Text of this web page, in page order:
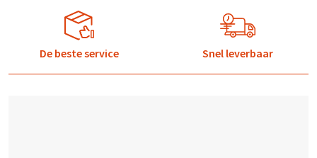
De beste service Snel leverbaar